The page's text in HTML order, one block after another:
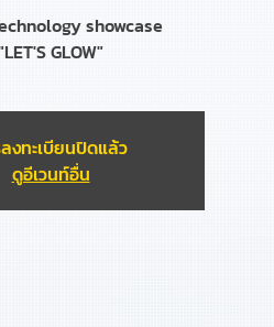
showcase
GLOW"
งทะเบียนปิดแล้ว
ดูอีเวนท์อื่น